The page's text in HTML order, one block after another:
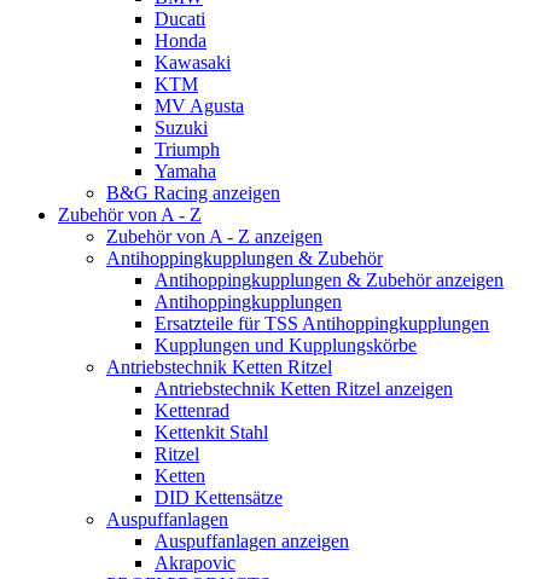
Ducati
Honda
Kawasaki
KTM
MV Agusta
Suzuki
Triumph
Yamaha
B&G Racing anzeigen
Zubehör von A - Z
Zubehör von A - Z anzeigen
Antihoppingkupplungen & Zubehör
Antihoppingkupplungen & Zubehör anzeigen
Antihoppingkupplungen
Ersatzteile für TSS Antihoppingkupplungen
Kupplungen und Kupplungskörbe
Antriebstechnik Ketten Ritzel
Antriebstechnik Ketten Ritzel anzeigen
Kettenrad
Kettenkit Stahl
Ritzel
Ketten
DID Kettensätze
Auspuffanlagen
Auspuffanlagen anzeigen
Akrapovic